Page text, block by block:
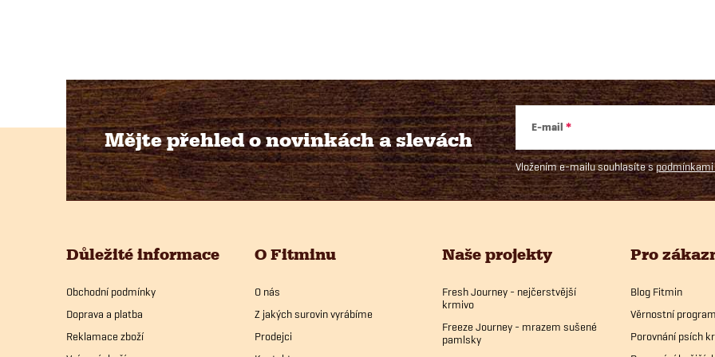
a
c
í
p
y
Mějte přehled o novinkácha slevách
E-mail
Vložením e-mailu souhlasíte spodmínkami
Důležité informace
Obchodní podmínky
Doprava a platba
Reklamace zboží
O Fitminu
O nás
Z jakých surovin vyrábíme
Prodejci
Naše projekty
Fresh Journey - nejčerstvější
krmivo
Freeze Journey - mrazem sušené
pamlsky
Pro
Blog Fitmin
Věrnostní program
Porovnání psích